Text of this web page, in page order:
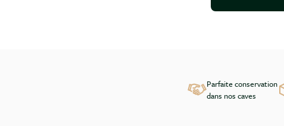
Parfaite conservation
dans nos caves